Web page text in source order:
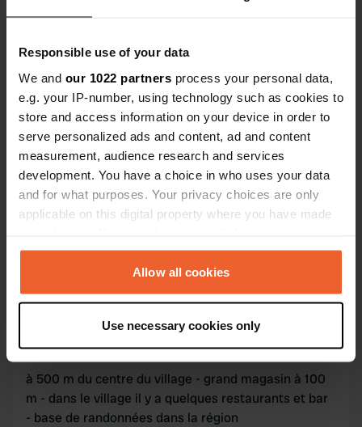
Responsible use of your data
We and our 1022 partners process your personal data,
e.g. your IP-number, using technology such as cookies to
store and access information on your device in order to
serve personalized ads and content, ad and content
measurement, audience research and services
development. You have a choice in who uses your data
and for what purposes. Your privacy choices are only
applicable on this digital property where you have made
any time from the Cookie Declaration or by clicking on
the Privacy trigger icon.
Collect information about your geographical location
which can be accurate to within several meters
Identify your device by actively scanning it for
specific characteristics (fingerprinting)
Find out more about how your personal data is processed
Allow all cookies
Use necessary cookies only
28803, Premosello-Chiovenda, Italie
Copie
Coordonnées
45° 59' 58" N 8° 19' 54" E
Copie
45.99954325 8.33155787
Copie
Code du site
97371 Copie
Passer àPRO+
pour toutes les coordonnées PRO+
Afficher sur la carte
Information
à 500 m du centre du village - grand magasin à 100
m - dans le village il y a quelques restaurants et bar
- base de randonnées dans la région